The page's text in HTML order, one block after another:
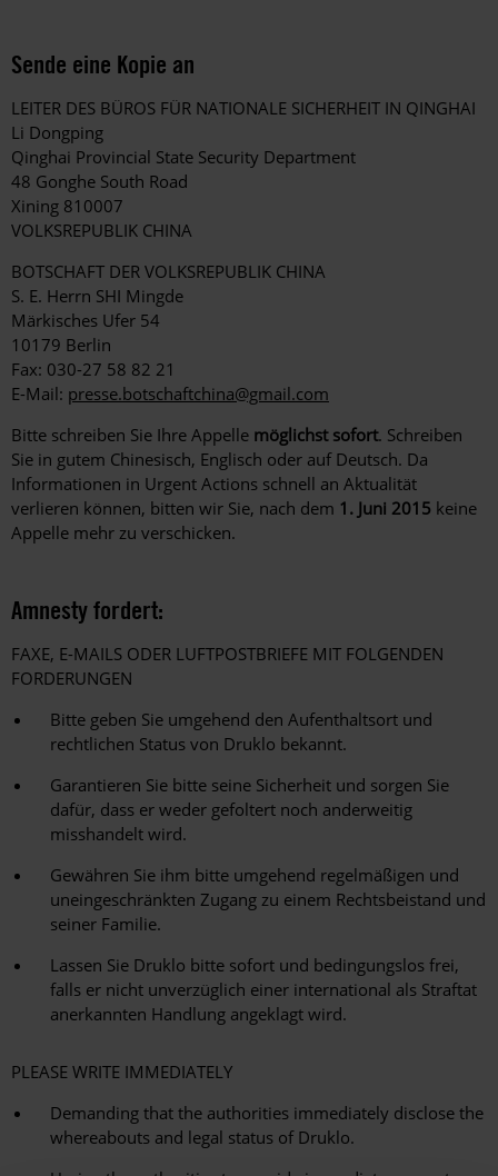
Sende eine Kopie an
LEITER DES BÜROS FÜR NATIONALE SICHERHEIT IN QINGHAI
Li Dongping
Qinghai Provincial State Security Department
48 Gonghe South Road
Xining 810007
VOLKSREPUBLIK CHINA
BOTSCHAFT DER VOLKSREPUBLIK CHINA
S. E. Herrn SHI Mingde
Märkisches Ufer 54
10179 Berlin
Fax: 030-27 58 82 21
E-Mail: presse.botschaftchina@gmail.com
Bitte schreiben Sie Ihre Appelle möglichst sofort. Schreiben
Sie in gutem Chinesisch, Englisch oder auf Deutsch. Da
Informationen in Urgent Actions schnell an Aktualität
verlieren können, bitten wir Sie, nach dem 1. Juni 2015 keine
Appelle mehr zu verschicken.
Amnesty fordert:
FAXE, E-MAILS ODER LUFTPOSTBRIEFE MIT FOLGENDEN
FORDERUNGEN
Bitte geben Sie umgehend den Aufenthaltsort und
rechtlichen Status von Druklo bekannt.
Garantieren Sie bitte seine Sicherheit und sorgen Sie
dafür, dass er weder gefoltert noch anderweitig
misshandelt wird.
Gewähren Sie ihm bitte umgehend regelmäßigen und
uneingeschränkten Zugang zu einem Rechtsbeistand und
seiner Familie.
Lassen Sie Druklo bitte sofort und bedingungslos frei,
falls er nicht unverzüglich einer international als Straftat
anerkannten Handlung angeklagt wird.
PLEASE WRITE IMMEDIATELY
Demanding that the authorities immediately disclose the
whereabouts and legal status of Druklo.